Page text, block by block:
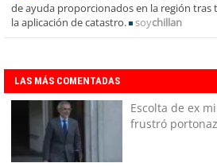
de ayuda proporcionados en la región tras
la aplicación de catastro.
soychillan
LAS MÁS COMENTADAS
Escolta de ex
frustró